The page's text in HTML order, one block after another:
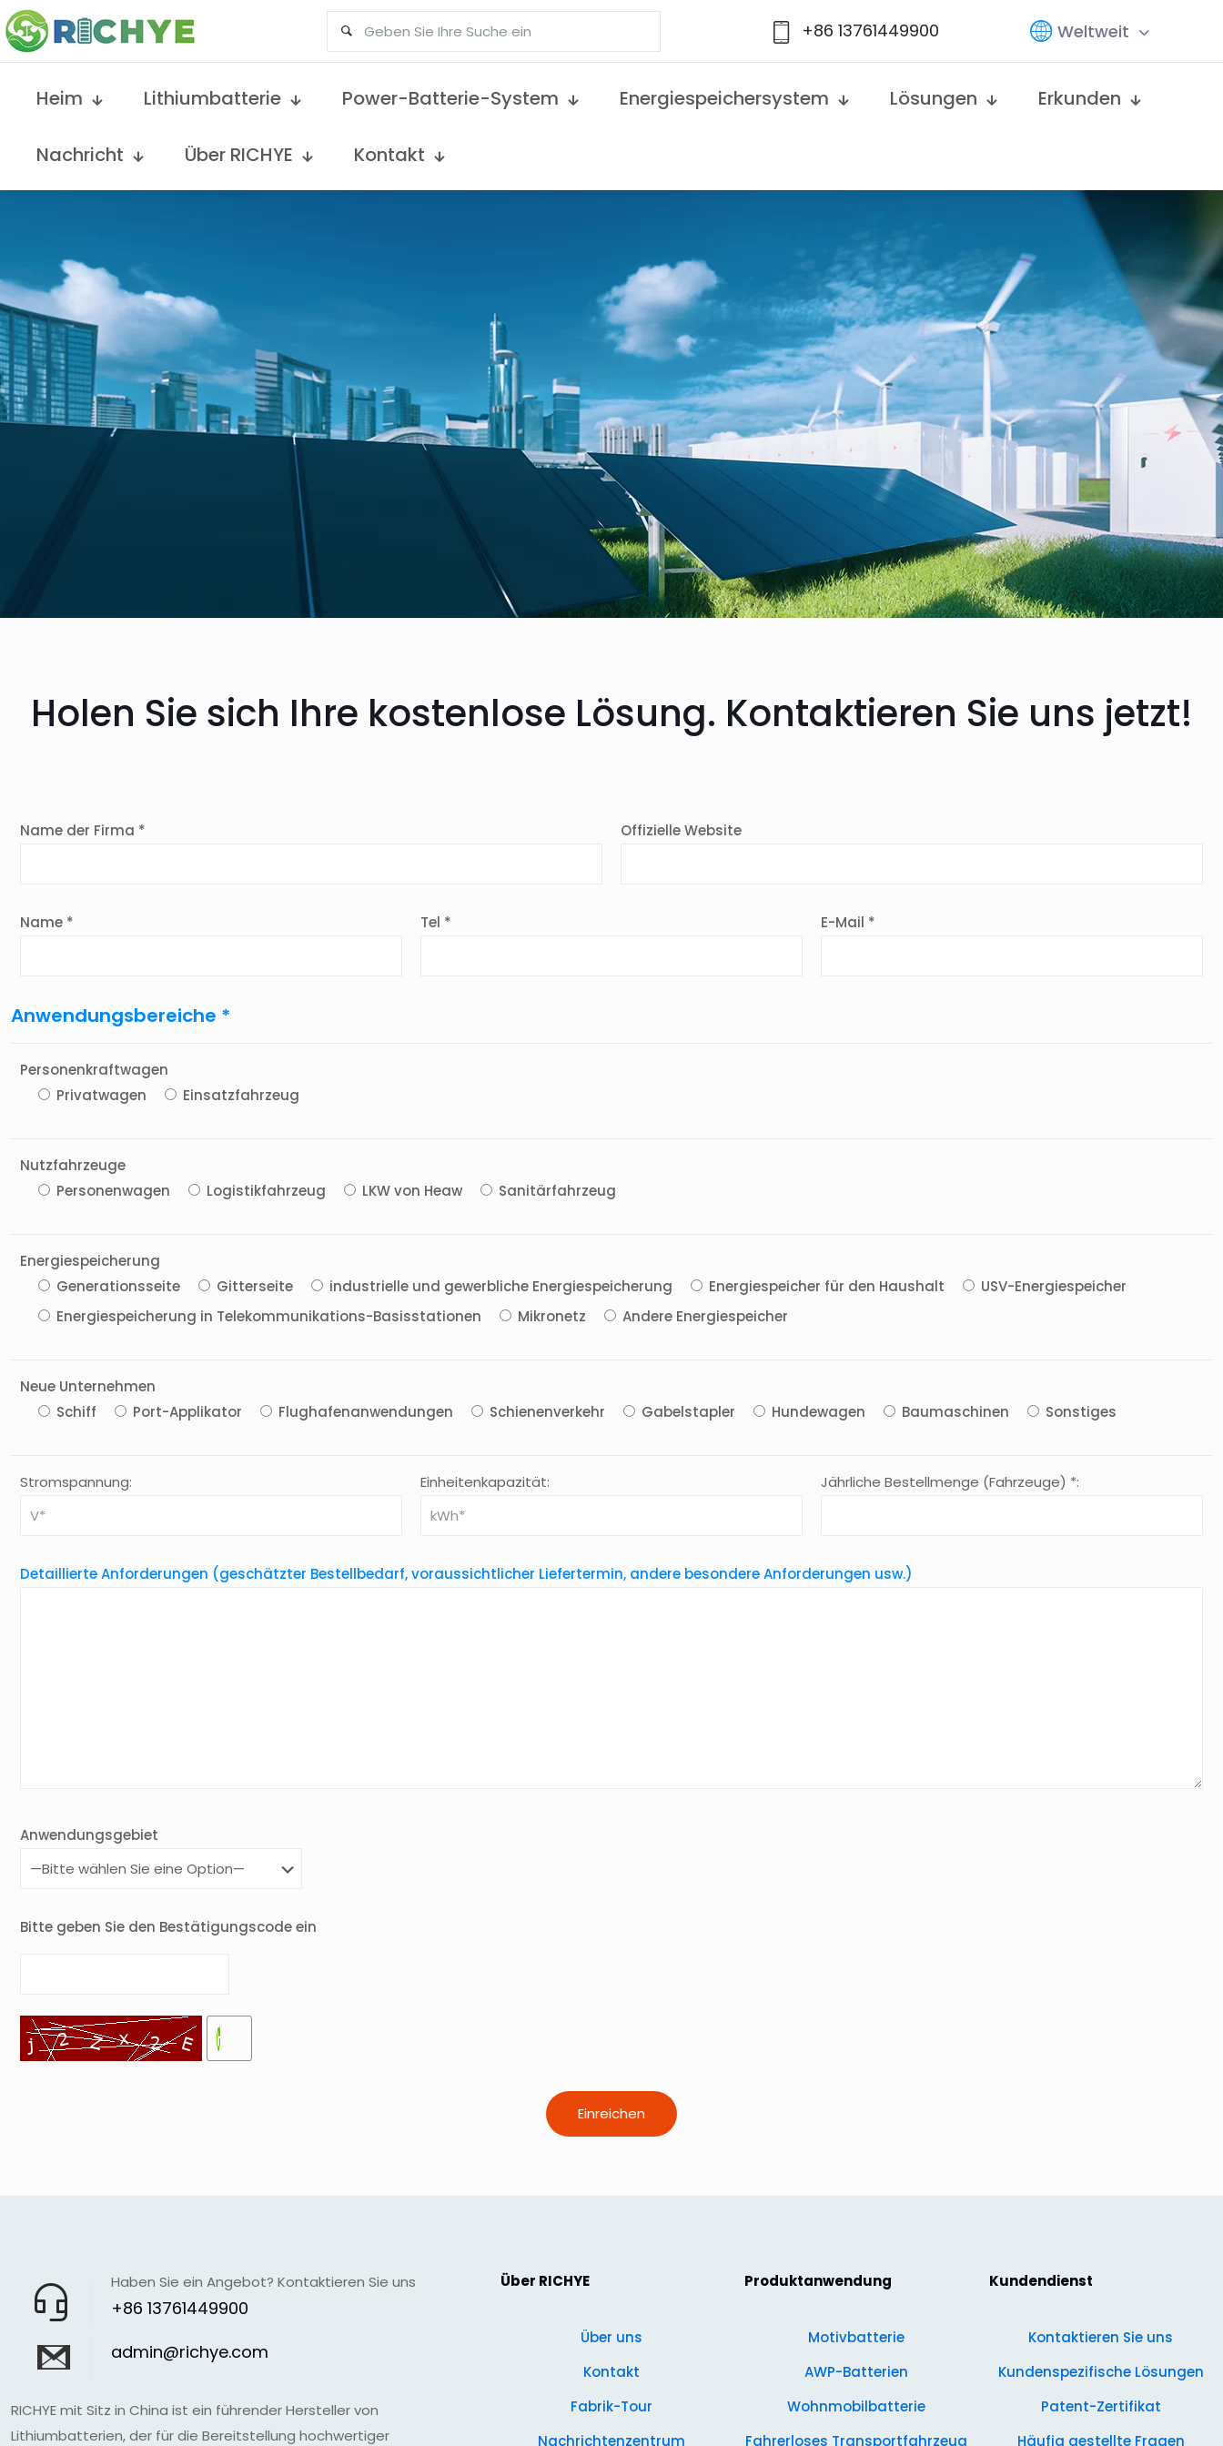
+86 13761449900 Weltweit
Heim Lithiumbatterie Power-Batterie-System Energiespeichersystem Lösungen Erkunden
Nachricht Über RICHYE Kontakt
Holen Sie sich Ihre kostenlose Lösung. Kontaktieren Sie uns jetzt!
Name der Firma * Offizielle Website
Name * Tel * E-Mail *
Anwendungsbereiche *
Personenkraftwagen
Privatwagen
Einsatzfahrzeug
Nutzfahrzeuge
Personenwagen
Logistikfahrzeug LKW von Heaw Sanitärfahrzeug
Energiespeicherung
Generationsseite
Gitterseite industrielle und gewerbliche Energiespeicherung Energiespeicher für den Haushalt
USV-Energiespeicher
Energiespeicherung in Telekommunikations-Basisstationen
Mikronetz Andere Energiespeicher
Neue Unternehmen
Schiff
Port-Applikator Flughafenanwendungen Schienenverkehr Gabelstapler Hundewagen Baumaschinen Sonstiges
Stromspannung: Einheitenkapazität: Jährliche Bestellmenge (Fahrzeuge) *:
Detaillierte Anforderungen (geschätzter Bestellbedarf, voraussichtlicher Liefertermin, andere besondere Anforderungen usw.)
Anwendungsgebiet
Bitte geben Sie den Bestätigungscode ein
+86 13761449900
Haben Sie ein Angebot? Kontaktieren Sie uns
admin@richye.com
RICHYE mit Sitz in China ist ein führender Hersteller von
Lithiumbatterien, der für die Bereitstellung hochwertiger
Über RICHYE
Über uns
Kontakt
Fabrik-Tour
Nachrichtenzentrum
Produktanwendung
Motivbatterie
AWP-Batterien
Wohnmobilbatterie
Fahrerloses Transportfahrzeug
Kundendienst
Kontaktieren Sie uns
Kundenspezifische Lösungen
Patent-Zertifikat
Häufig gestellte Fragen